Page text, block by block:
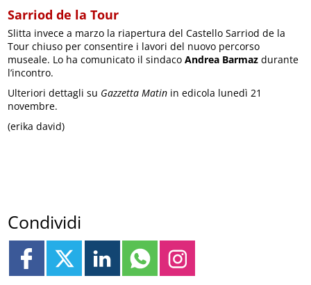
Sarriod de la Tour
Slitta invece a marzo la riapertura del Castello Sarriod de la
Tour chiuso per consentire i lavori del nuovo percorso
museale. Lo ha comunicato il sindacoAndrea Barmaz durante
l’incontro.
Ulteriori dettagli su Gazzetta Matin in edicola lunedì 21
novembre.
(erika david)
Condividi